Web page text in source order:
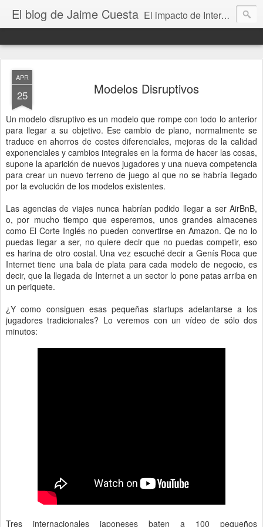
El blog de Jaime Cuesta El impacto de Internet en la sociedad visto con mis propios ojos
APR
25 Modelos Disruptivos
Un modelo disruptivo es un modelo que rompe con todo lo anterior
para llegar a su objetivo. Ese cambio de plano, normalmente se
traduce en ahorros de costes diferenciales, mejoras de la calidad
exponenciales y cambios integrales en la forma de hacer las cosas,
supone la aparición de nuevos jugadores y una nueva competencia
para crear un nuevo terreno de juego al que no se habría llegado
por la evolución de los modelos existentes.
Las agencias de viajes nunca habrían podido llegar a ser AirBnB,
o, por mucho tiempo que esperemos, unos grandes almacenes
como El Corte Inglés no pueden convertirse en Amazon. Qe no lo
puedas llegar a ser, no quiere decir que no puedas competir, eso
es harina de otro costal. Una vez escuché decir a Genís Roca que
Internet tiene una bala de plata para cada modelo de negocio, es
decir, que la llegada de Internet a un sector lo pone patas arriba en
un periquete.
¿Y como consiguen esas pequeñas startups adelantarse a los
jugadores tradicionales? Lo veremos con un vídeo de sólo dos
minutos:
Tres internacionales japoneses baten a 100 pequeños